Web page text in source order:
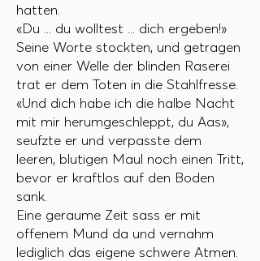
hatten.
«Du ... du wolltest ... dich ergeben!»
Seine Worte stockten, und getragen
von einer Welle der blinden Raserei
trat er dem Toten in die Stahlfresse.
«Und dich habe ich die halbe Nacht
mit mir herumgeschleppt, du Aas»,
seufzte er und verpasste dem
leeren, blutigen Maul noch einen Tritt,
bevor er kraftlos auf den Boden
sank.
Eine geraume Zeit sass er mit
offenem Mund da und vernahm
lediglich das eigene schwere Atmen.